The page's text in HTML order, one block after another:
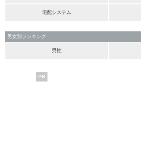
宅配システム
男女別ランキング
男性
PR